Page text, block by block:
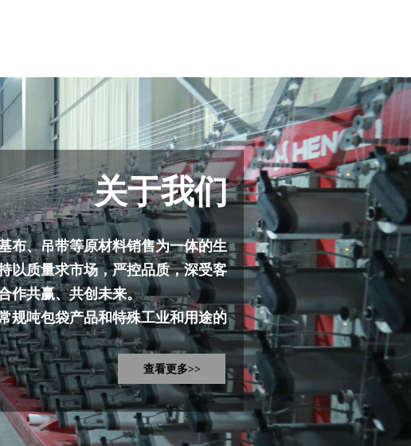
关于我们
查看更多>>
布、吊带等原材料销售为一体的生
以质量求市场，严控品质，深受客
作共赢、共创未来。
规吨包袋产品和特殊工业和用途的
吨袋，透气吨袋，抗静电吨袋，彩
布幅，3%-25%料比的各种筒布、
丙纶/涤纶吊带，15-30克围带；辅
块等。